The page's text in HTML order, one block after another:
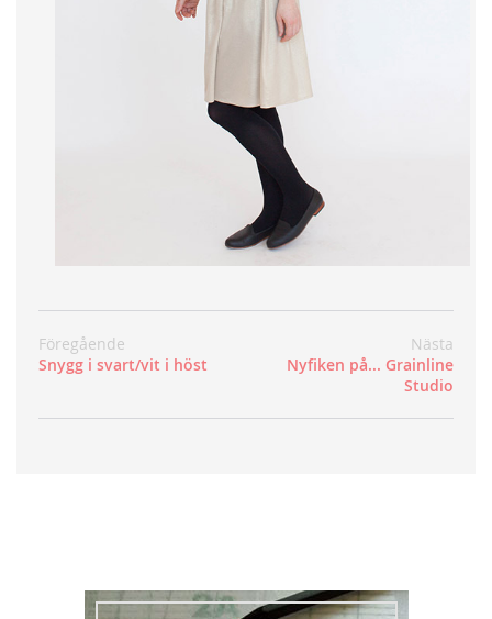
Föregående
Snygg i svart/vit i höst
Nästa
Nyfiken på... Grainline
Studio